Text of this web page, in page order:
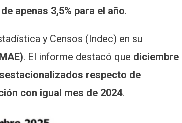
apenas 3,5% para el año.
y Censos (Indec) en su
. El informe destacó que diciembre
respecto de
con igual mes de 2024.